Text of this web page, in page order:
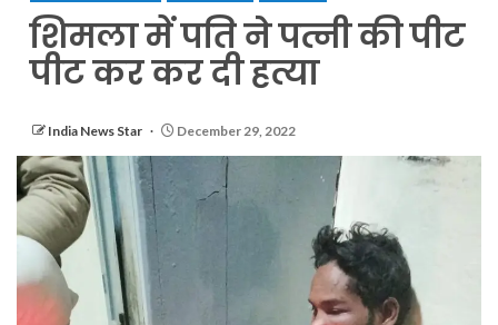
शिमला में पति ने पत्नी की पीट
पीट कर कर दी हत्या
India News Star December 29, 2022